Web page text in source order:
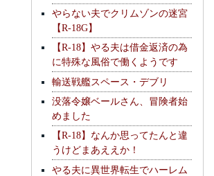
やらない夫でクリムゾンの迷宮
【R-18G】
【R-18】やる夫は借金返済の為
に特殊な風俗で働くようです
輸送戦艦スペース・デブリ
没落令嬢ベールさん、冒険者始
めました
【R-18】なんか思ってたんと違
うけどまあええか！
やる夫に異世界転生でハーレム